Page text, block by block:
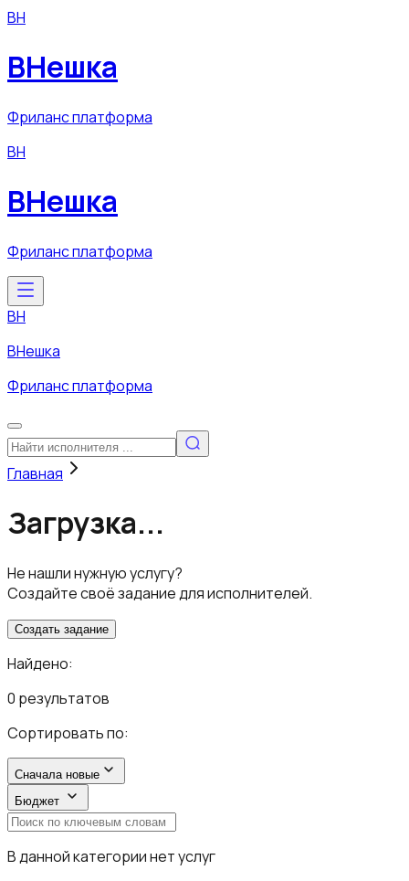
ВН
ВНешка
Фриланс платформа
ВН
ВНешка
Фриланс платформа
ВН
ВНешка
Фриланс платформа
Главная
Загрузка...
Не нашли нужную услугу?
Создайте своё задание для исполнителей.
Создать задание
Найдено:
0 результатов
Сортировать по:
Сначала новые
Бюджет
В данной категории нет услуг